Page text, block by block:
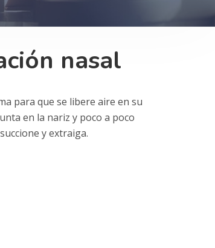
nasal
para que se libere aire en su
en la nariz y poco a poco
y extraiga.